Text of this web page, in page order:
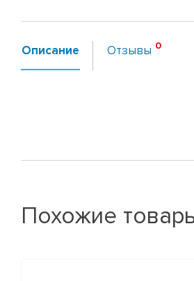
Описание Отзывы
Похожие